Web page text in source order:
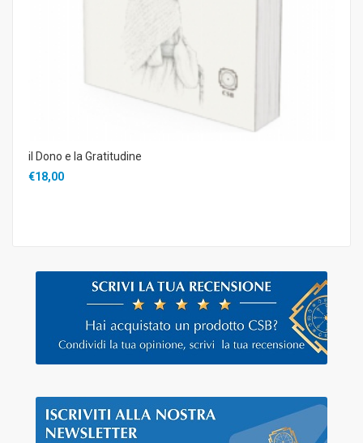
il Dono e la Gratitudine
€18,00